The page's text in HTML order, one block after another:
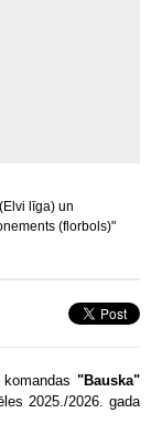
līga) un
(florbols)"
"Bauska"
2025./2026. gada